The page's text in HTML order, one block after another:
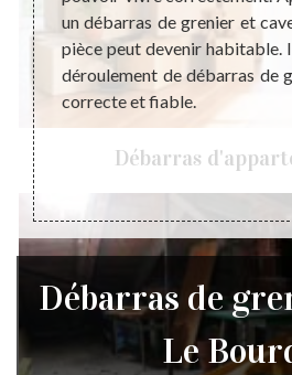
Débarras
et
un débarras de grenier et
pièce peut devenir habitable.
déroulement de débarras de
correcte et fiable.
Débarras de
Le